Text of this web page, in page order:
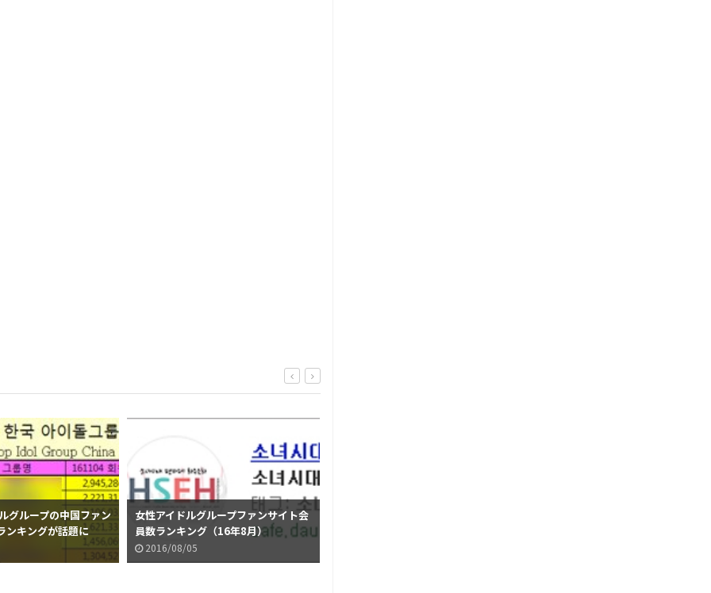
グループの中国ファン
ンキングが話題に
女性アイドルグループファンサイト会
員数ランキング（16年8月）
2016/08/05